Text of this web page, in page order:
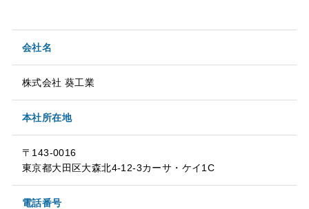
会社名
株式会社 葵工業
本社所在地
〒143-0016
東京都大田区大森北4-12-3カーサ・ケイ1C
電話番号